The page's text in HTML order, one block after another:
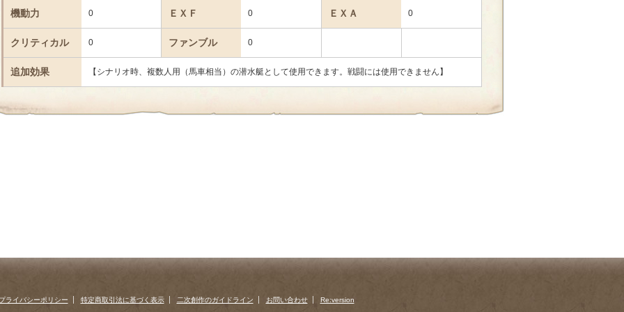
機動力 0 ＥＸＦ 0 ＥＸＡ 0
クリティカル 0 ファンブル 0
追加効果 【シナリオ時、複数人用（馬車相当）の潜水艇として使用できます。戦闘には使用できません】
ライバシーポリシー 特定商取引法に基づく表示 二次創作のガイドライン お問い合わせ Re:version